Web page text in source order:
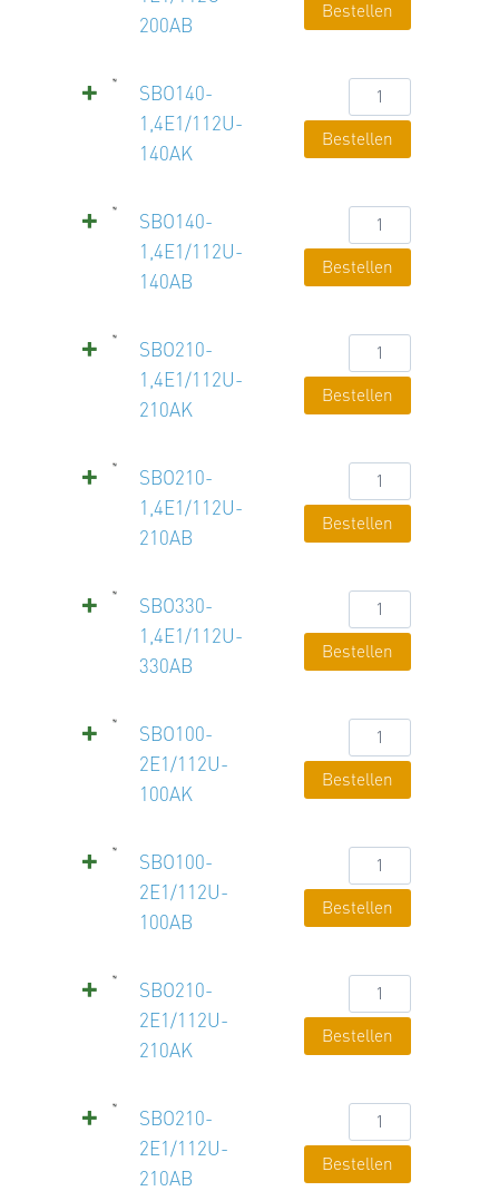
200AB
200AB
Bestellen
SBO140-
1,4E1/112U-
140AK
SBO140-
1,4E1/112U-
140AK
Bestellen
SBO140-
1,4E1/112U-
140AB
SBO140-
1,4E1/112U-
140AB
Bestellen
SBO210-
1,4E1/112U-
210AK
SBO210-
1,4E1/112U-
210AK
Bestellen
SBO210-
1,4E1/112U-
210AB
SBO210-
1,4E1/112U-
210AB
Bestellen
SBO330-
1,4E1/112U-
330AB
SBO330-
1,4E1/112U-
330AB
Bestellen
SBO100-
2E1/112U-
100AK
SBO100-
2E1/112U-
100AK
Bestellen
SBO100-
2E1/112U-
100AB
SBO100-
2E1/112U-
100AB
Bestellen
SBO210-
2E1/112U-
210AK
SBO210-
2E1/112U-
210AK
Bestellen
SBO210-
2E1/112U-
210AB
SBO210-
2E1/112U-
210AB
Bestellen